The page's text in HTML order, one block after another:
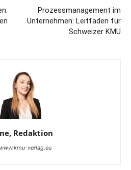
Prozessmanagement im
Unternehmen: Leitfaden für
Schweizer KMU
Redaktion
verlag.eu